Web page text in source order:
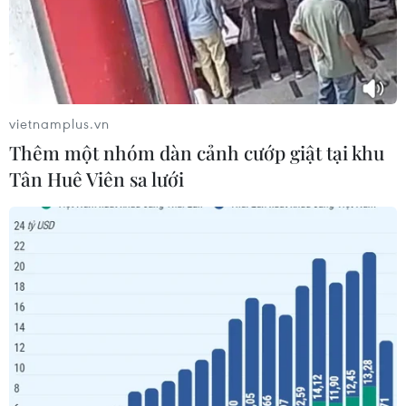
Mỹ: Nổ súng tại nhà hàng ở bang
Idaho gây thương vong
02/08/2026 02:27
Xem thêm
CƠ QUAN CHỦ QUẢN: THÔNG TẤN XÃ VIỆT NAM
Tổng Biên tập: TRẦN TIẾN DUẨN
Phó Tổng Biên tập: NGUYỄN THỊ TÁM, KHÚC THANH
vietnamplus.vn
Thêm một nhóm dàn cảnh cướp giật tại khu
Tân Huê Viên sa lưới